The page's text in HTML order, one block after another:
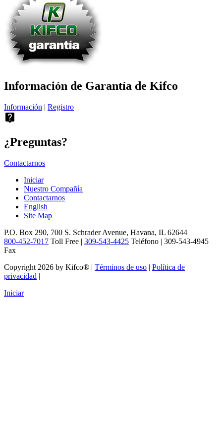
Información de Garantía de Kifco
Información | Registro
live_help
¿Preguntas?
Contactarnos
Iniciar
Nuestro Compañía
Contactarnos
English
Site Map
P.O. Box 290, 700 S. Schrader Avenue, Havana, IL 62644
800-452-7017 Toll Free | 309-543-4425 Teléfono | 309-543-4945
Fax
Copyright 2026 by Kifco® | Términos de uso | Política de
privacidad |
Iniciar